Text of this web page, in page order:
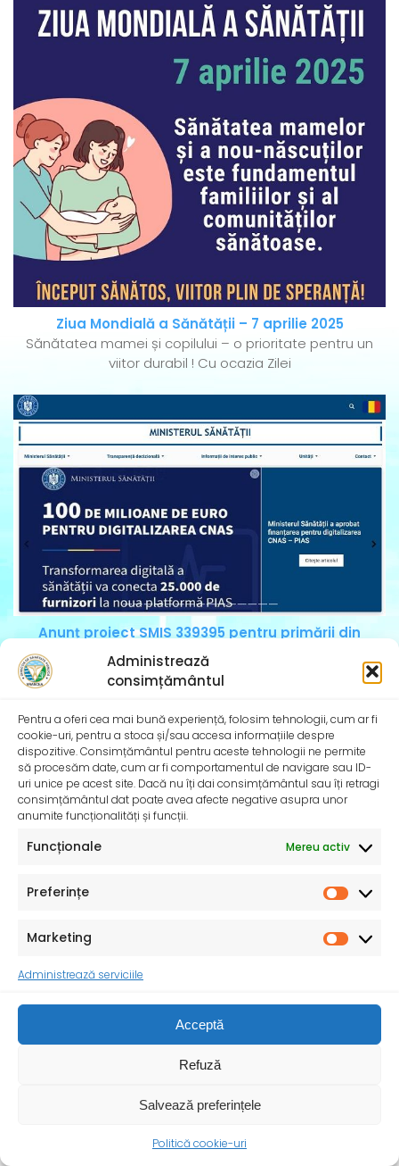
Administrează
consimțământul
Pentru a oferi cea mai bună experiență, folosim tehnologii, cum ar fi
cookie-uri, pentru a stoca și/sau accesa informațiile despre
dispozitive. Consimțământul pentru aceste tehnologii ne permite
să procesăm date, cum ar fi comportamentul de navigare sau ID-
uri unice pe acest site. Dacă nu îți dai consimțământul sau îți retragi
consimțământul dat poate avea afecte negative asupra unor
anumite funcționalități și funcții.
Funcționale Mereu activ
Preferințe
Marketing
Administrează serviciile
Acceptă
Refuză
Salvează preferințele
Politică cookie-uri
Ziua Mondială a Sănătății – 7 aprilie 2025
Sănătatea mamei și copilului – o prioritate pentru un
viitor durabil ! Cu ocazia Zilei
Anunț proiect SMIS 339395 pentru primării din
mediul rural
Ministerul Sanatatii a publicat pe site urmatorul anunț
:Ministerul Muncii, Familiei, Tineretului și Solidarității
Sociale
Copil vaccinat: copil protejat! – Campanie
Națională de Informare, Educare și Comunicare –
martie 2025
Cu scopul de a crește nivelul de conștientizare cu privire